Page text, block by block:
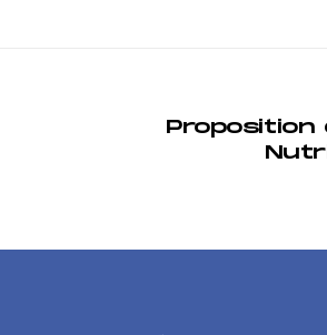
Proposition